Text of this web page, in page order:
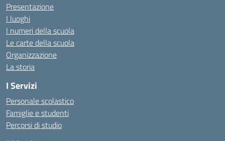
Presentazione
I luoghi
I numeri della scuola
Le carte della scuola
Organizzazione
La storia
I Servizi
Personale scolastico
Famiglie e studenti
Percorsi di studio